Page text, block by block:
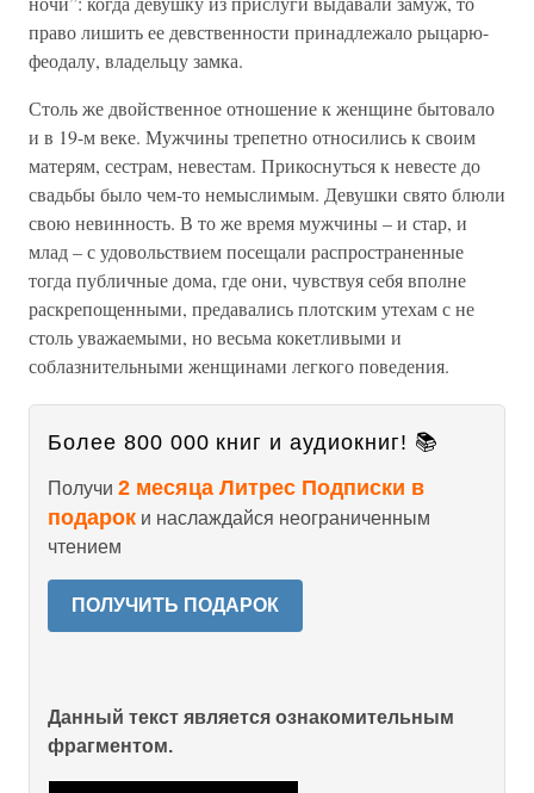
право лишить ее девственности принадлежало рыцарю-
феодалу, владельцу замка.
Столь же двойственное отношение к женщине бытовало
и в 19-м веке. Мужчины трепетно относились к своим
матерям, сестрам, невестам. Прикоснуться к невесте до
свадьбы было чем-то немыслимым. Девушки свято блюли
свою невинность. В то же время мужчины – и стар, и
млад – с удовольствием посещали распространенные
тогда публичные дома, где они, чувствуя себя вполне
раскрепощенными, предавались плотским утехам с не
столь уважаемыми, но весьма кокетливыми и
соблазнительными женщинами легкого поведения.
Более 800 000 книг и аудиокниг! 📚
Получи 2 месяца Литрес Подписки в
подарок и наслаждайся неограниченным
чтением
ПОЛУЧИТЬ ПОДАРОК
Данный текст является ознакомительным
фрагментом.